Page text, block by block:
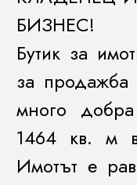
БИЗНЕС!
Бутик за
за
много
1464 кв. м
Имотът е